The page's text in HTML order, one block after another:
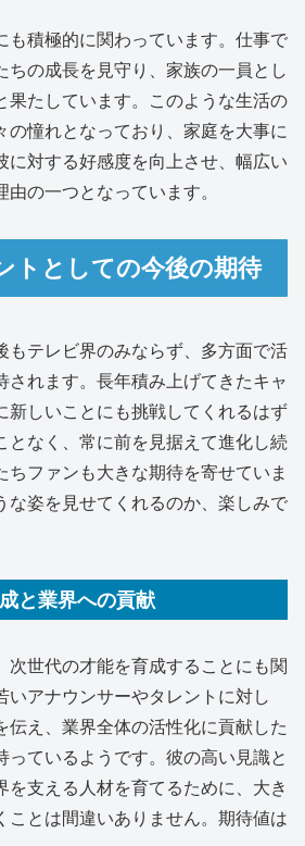
も積極的に関わっています。仕事で
ちの成長を見守り、家族の一員とし
果たしています。このような生活の
の憧れとなっており、家庭を大事に
に対する好感度を向上させ、幅広い
の一つとなっています。
トとしての今後の期待
もテレビ界のみならず、多方面で活
されます。長年積み上げてきたキャ
新しいことにも挑戦してくれるはず
となく、常に前を見据えて進化し続
ちファンも大きな期待を寄せていま
な姿を見せてくれるのか、楽しみで
と業界への貢献
次世代の才能を育成することにも関
いアナウンサーやタレントに対し
伝え、業界全体の活性化に貢献した
っているようです。彼の高い見識と
を支える人材を育てるために、大き
ことは間違いありません。期待値は